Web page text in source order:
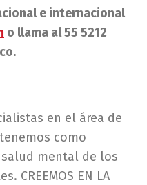
e internacional
o llama al 55 5212
en el área de
como
mental de los
CREEMOS EN LA